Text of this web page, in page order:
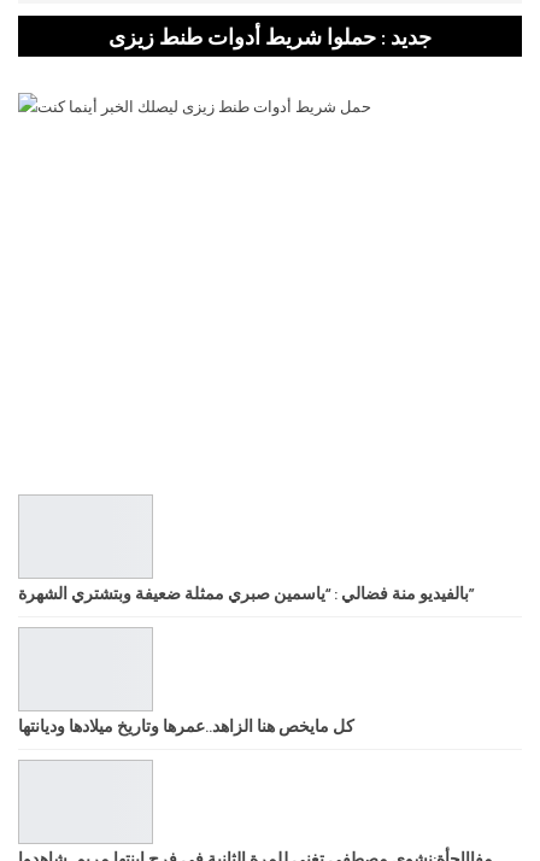
جديد : حملوا شريط أدوات طنط زيزى
بالفيديو منة فضالي : “ياسمين صبري ممثلة ضعيفة وبتشتري الشهرة”
كل مايخص هنا الزاهد..عمرها وتاريخ ميلادها وديانتها